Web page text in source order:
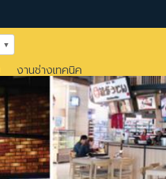
งานช่างเทคนิค